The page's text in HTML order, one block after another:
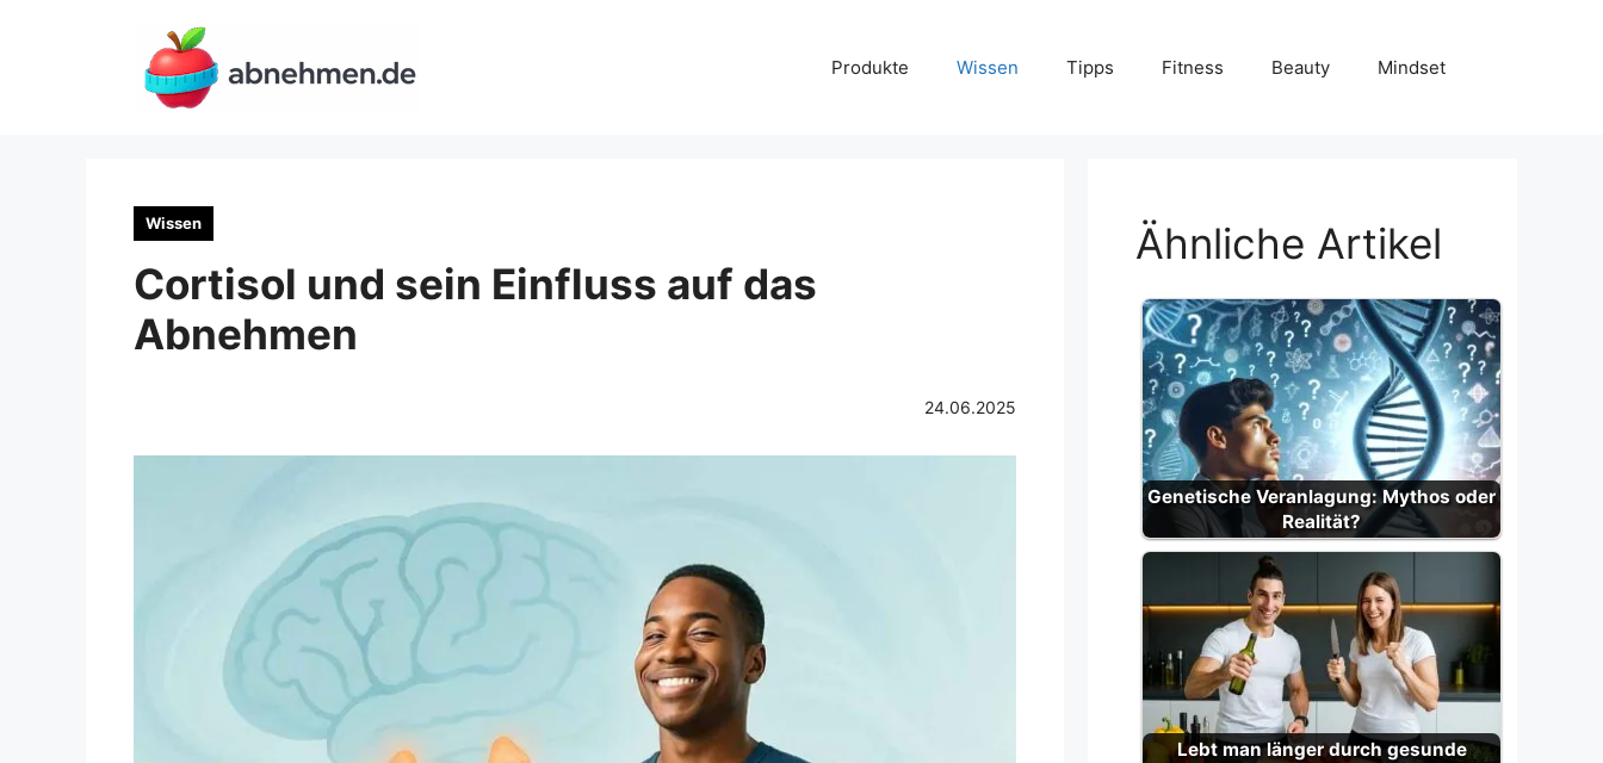
Produkte Wissen Tipps Fitness Beauty Mindset
Wissen
Cortisol und sein Einfluss auf das
Abnehmen
24.06.2025
Ähnliche Artikel
Genetische Veranlagung: Mythos oder
Realität?
Lebt man länger durch gesunde